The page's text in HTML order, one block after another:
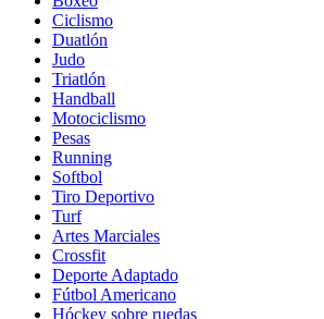
Ciclismo
Duatlón
Judo
Triatlón
Handball
Motociclismo
Pesas
Running
Softbol
Tiro Deportivo
Turf
Artes Marciales
Crossfit
Deporte Adaptado
Fútbol Americano
Hóckey sobre ruedas